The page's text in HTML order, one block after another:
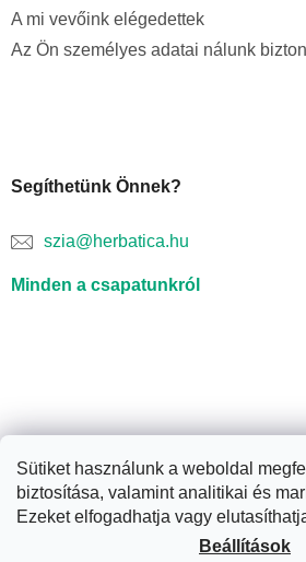
Sütiket használunk a weboldal
biztosítása, valamint analitikai és
Ezeket elfogadhatja vagy
Beállítások
A mi vevőink elégedettek
Az Ön személyes adatai nálunk
Segíthetünk Önnek?
szia@herbatica.hu
Minden a csapatunkról
Shoptet